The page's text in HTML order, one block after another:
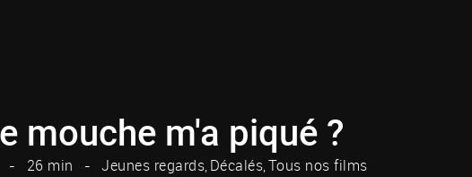
mouche m'a piqué ?
26 min Jeunes regards Décalés Tous nos films